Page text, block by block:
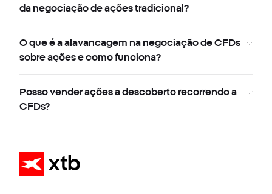
da negociação de ações tradicional?
O que é a alavancagem na negociação de CFDs
sobre ações e como funciona?
Posso vender ações a descoberto recorrendo a
CFDs?